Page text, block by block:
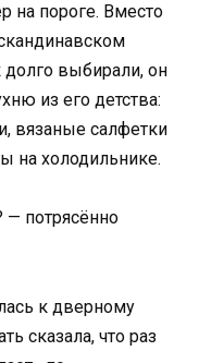
на пороге. Вместо
долго выбирали, он
из его детства:
вязаные салфетки
на холодильнике.
— потрясённо
к дверному
сказала, что раз